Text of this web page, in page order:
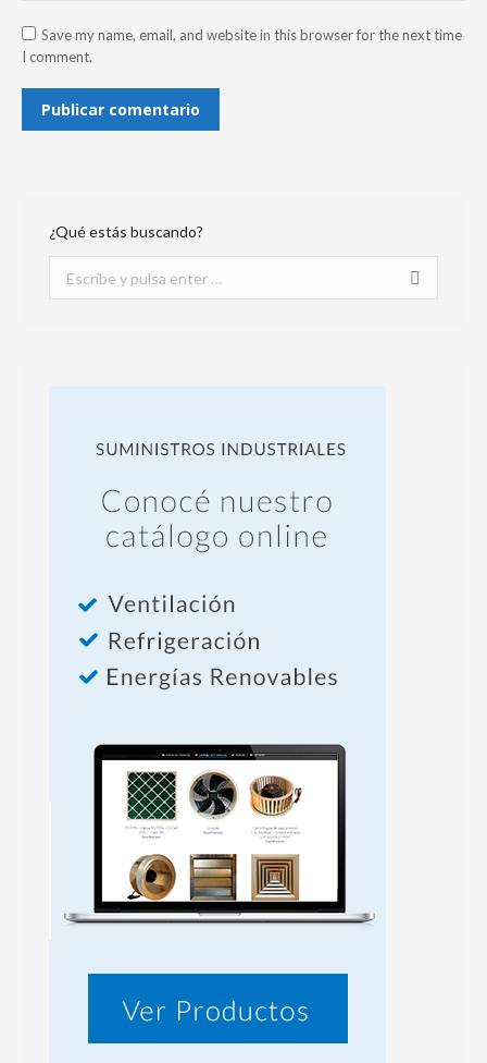
Save my name, email, and website in this browser for the next time
I comment.
Publicar comentario
¿Qué estás buscando?